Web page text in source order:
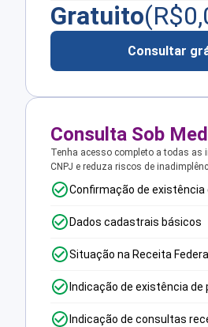
Gratuito(R$
Consultar
Consulta Sob
Tenha acesso completo a todas as
CNPJ e reduza riscos de
Confirmação de existência
Dados cadastrais básicos
Situação na Receita Federal
Indicação de existência
Indicação de consultas